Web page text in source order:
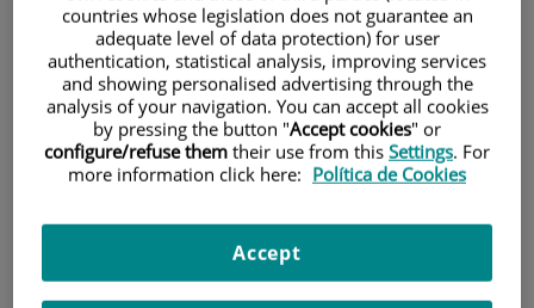
Investigación
countries whose legislation does not guarantee an
adequate level of data protection) for user
authentication, statistical analysis, improving services
and showing personalised advertising through the
analysis of your navigation. You can accept all cookies
by pressing the button "Accept cookies" or
configure/refuse them their use from this Settings. For
more information click here: Política de Cookies
Accept